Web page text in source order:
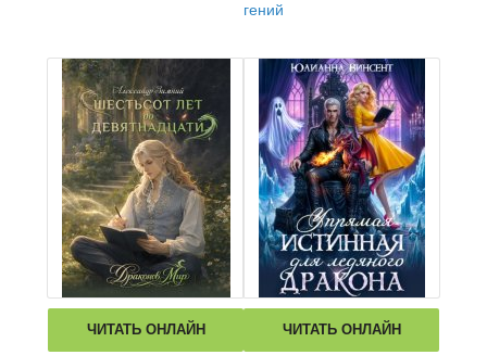
гений
ЧИТАТЬ ОНЛАЙН ЧИТАТЬ ОНЛАЙН